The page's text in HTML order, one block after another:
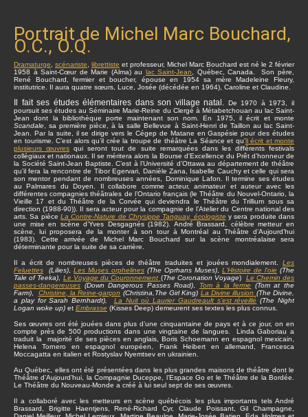
Portrait de Michel Marc Bouchard,
O.C., O.Q.
Dramaturge scénariste librettiste et professeur, Michel Marc Bouchard est né le 2 février
1958 à Saint-Cœur de Marie (Alma) au lac Saint-Jean
, Québec, Canada. Son père,
René Bouchard, fermier et boucher, épouse en 1954 sa mère Madeleine Fleury,
institutrice. Il aura quatre sœurs, Luce, Josée (décédée en 1964), Caroline et Claudine.
Il fait ses études élémentaires dans son village natal.
De 1970 à 1973, il
poursuit ses études au Séminaire Marie-Reine du Clergé à Métabetchouan au lac Saint-
Jean dont la bibliothèque porte maintenant son nom. En 1975, il écrit et monte
Scandale , sa première pièce, à la salle Bellevue à Saint-Henri de Taillon au lac Saint-
Jean. Par la suite, il se dirige vers le Cégep de Matane en Gaspésie pour des études
en tourisme. C’est alors qu’il crée la troupe de théâtre La Séance et qu’il écrit et monte
plusieurs œuvres qui seront tout de suite remarquées dans les différents festivals
collégiaux et nationaux. Il se méritera alors la Bourse d’Excellence du Prêt d’honneur de
la Société Saint-Jean Baptiste. C’est à l’Université d’Ottawa au département de théâtre
qu’il fera la rencontre de Tibor Egervari, Danièle Zana, Isabelle Cauchy et celle qui sera
son mentor pendant de nombreuses années, Dominique Lafon. Il termine ses études
au Palmares du Doyen. Il collabore comme acteur, animateur et auteur avec les
différentes compagnies théâtrales de l’Ontario français (le Théâtre du Nouvel-Ontario, la
Vieille 17 et du Théâtre de la Corvée qui deviendra le Théâtre du Trillium sous sa
direction (1988-90)). Il sera acteur pour la compagnie de l’Atelier du Centre national des
arts. Sa pièce La Contre-Nature de Chrysippe Tanguay, écologiste y sera produite dans
une mise en scène d’Yves Desgagnés (1982). André Brassard, célèbre metteur en
scène, lui proposera de la monter à son tour à Montréal au Théâtre d’Aujourd’hui
(1983). Cette arrivée de Michel Marc Bouchard sur la scène montréalaise sera
déterminante pour la suite de sa carrière.
Il a écrit de nombreuses pièces de théâtre traduites et jouées mondialement. Les
Feluettes (Lilies) Les Muses orphelines (The Oprhans Muses) L'Histoire de l'oie (The
Tale of Teeka)
Le Voyage du Couronnement (The Coronation Voyage) Le Chemin des
passes-dangereuses (Down Dangerous Passes Road) Tom à la ferme
(Tom at the
Farm)
Christine , la Reine-garçon (Christina,The Girl King) La Divine illusion (The Divine,
a play for Sarah Bernhardt),
La Nuit où Laurier Gaudreault s’est réveillé (The Night
Logan woke up) et Embrasse (Kisses Deep) demeurent ses textes les plus connus.
Ses œuvres ont été jouées dans plus d’une cinquantaine de pays et à ce jour, on en
compte près de 500 productions dans une vingtaine de langues. Linda Gaboriau a
traduit la majorité de ses pièces en anglais, Boris Schoemann en espagnol mexicain,
Helena Tornero en espagnol européen, Frank Heibert en allemand, Francesca
Moccagatta en italien et Rostyslav Nyemtsev en ukrainien.
Au Québec, elles ont été présentées dans les plus grandes maisons de théâtre dont le
Théâtre d’Aujourd’hui, la Compagnie Duceppe, l’Espace Go et le Théâtre de la Bordée.
Le Théâtre du Nouveau-Monde a créé à lui seul sept de ses œuvres.
Il a collaboré avec les metteurs en scène québécois les plus importants tels André
Brassard, Brigitte Haentjens, René-Richard Cyr, Claude Poissant, Gil Champagne,